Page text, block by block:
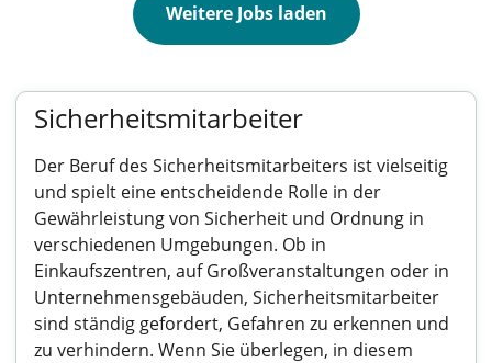
Weitere Jobs laden
Sicherheitsmitarbeiter
Der Beruf des Sicherheitsmitarbeiters ist vielseitig
und spielt eine entscheidende Rolle in der
Gewährleistung von Sicherheit und Ordnung in
verschiedenen Umgebungen. Ob in
Einkaufszentren, auf Großveranstaltungen oder in
Unternehmensgebäuden, Sicherheitsmitarbeiter
sind ständig gefordert, Gefahren zu erkennen und
zu verhindern. Wenn Sie überlegen, in diesem